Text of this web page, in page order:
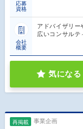
応募
資格
会社
概要
アドバイザリ
広いコンサル
気になる
再掲載 事業企画